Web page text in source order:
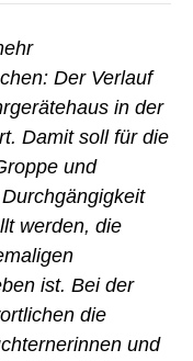
Der Verlauf
in der
Damit soll für die
und
werden, die
ist. Bei der
die
und